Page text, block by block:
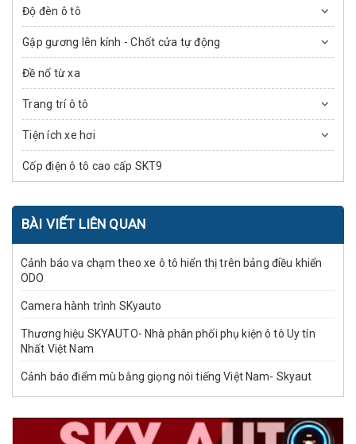
Độ đèn ô tô
Gập gương lên kính - Chốt cửa tự động
Đề nổ từ xa
Trang trí ô tô
Tiện ích xe hơi
Cốp điện ô tô cao cấp SKT9
BÀI VIẾT LIÊN QUAN
Cảnh báo va chạm theo xe ô tô hiển thị trên bảng điều khiển
ODO
Camera hành trình SKyauto
Thương hiệu SKYAUTO- Nhà phân phối phụ kiện ô tô Uy tín
Nhất Việt Nam
Cảnh báo điểm mù bằng giọng nói tiếng Việt Nam- Skyaut